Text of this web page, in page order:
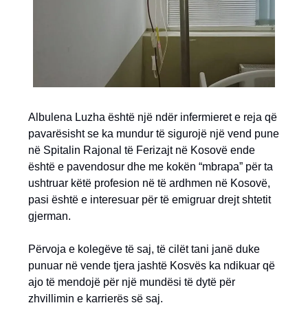
Albulena Luzha është një ndër infermieret e reja që
pavarësisht se ka mundur të sigurojë një vend pune
në Spitalin Rajonal të Ferizajt në Kosovë ende
është e pavendosur dhe me kokën “mbrapa” për ta
ushtruar këtë profesion në të ardhmen në Kosovë,
pasi është e interesuar për të emigruar drejt shtetit
gjerman.
Përvoja e kolegëve të saj, të cilët tani janë duke
punuar në vende tjera jashtë Kosvës ka ndikuar që
ajo të mendojë për një mundësi të dytë për
zhvillimin e karrierës së saj.